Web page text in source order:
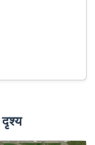
दृश्य